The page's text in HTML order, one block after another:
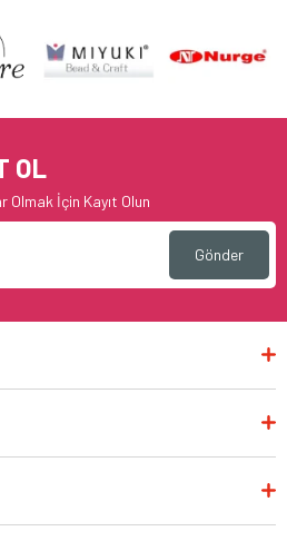
OL
Olmak İçin Kayıt Olun
Gönder